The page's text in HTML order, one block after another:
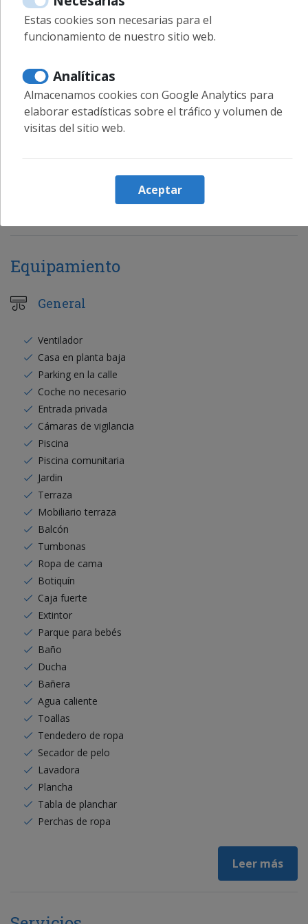
Habitación3
1 Cama doble
Planta:1
Baño1
Ducha, Aseo
Equipamiento
General
Ventilador
Casa en planta baja
Parking en la calle
Coche no necesario
Entrada privada
Cámaras de vigilancia
Piscina
Piscina comunitaria
Jardin
Terraza
Mobiliario terraza
Balcón
Tumbonas
Ropa de cama
Botiquín
Caja fuerte
Extintor
Parque para bebés
Baño
Ducha
Bañera
Agua caliente
Toallas
Tendedero de ropa
Secador de pelo
Lavadora
Plancha
Tabla de planchar
Perchas de ropa
Leer más
Estas cookies son necesarias para el
funcionamiento de nuestro sitio web.
Analíticas
Almacenamos cookies con Google Analytics para
elaborar estadísticas sobre el tráfico y volumen de
visitas del sitio web.
Aceptar